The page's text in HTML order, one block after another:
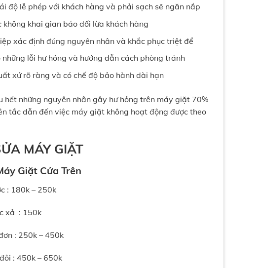
độ lễ phép với khách hàng và phải sạch sẽ ngăn nắp
khai gian báo dối lừa khách hàng
xác định đúng nguyên nhân và khắc phục triệt để
lỗi hư hỏng và hướng dẫn cách phòng tránh
xứ rõ ràng và có chế độ bảo hành dài hạn
những nguyên nhân gây hư hỏng trên máy giặt 70%
tắc dẫn đến việc máy giặt không hoạt động được theo
MÁY GIẶT
Giặt Cửa Trên
: 180k – 250k
xả : 150k
: 250k – 450k
: 450k – 650k